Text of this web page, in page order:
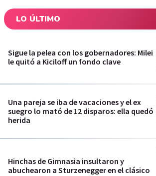
LO ÚLTIMO
Sigue la pelea con los gobernadores: Milei
le quitó a Kiciloff un fondo clave
Una pareja se iba de vacaciones y el ex
suegro lo mató de 12 disparos: ella quedó
herida
Hinchas de Gimnasia insultaron y
abuchearon a Sturzenegger en el clásico